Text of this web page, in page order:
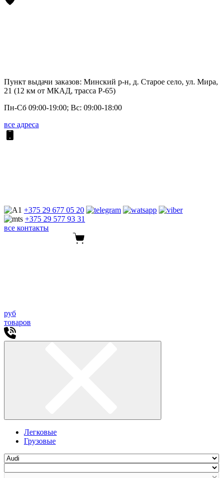
Пункт выдачи заказов: Минский р-н, д. Старое село, ул. Мира,
21 (12 км от МКАД, трасса P-65)
Пн-Сб 09:00-19:00; Вс: 09:00-18:00
все адреса
+375 29 677 05 20
+375 29 577 93 31
все контакты
руб
товаров
Легковые
Грузовые